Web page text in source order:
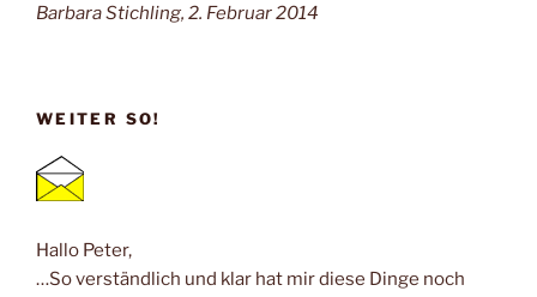
Barbara Stichling, 2. Februar 2014
WEITER SO!
Hallo Peter,
…So verständlich und klar hat mir diese Dinge noch